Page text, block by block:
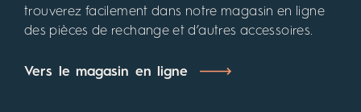
trouverez facilement dans notre magasin en ligne
des pièces de rechange et d’autres accessoires.
Vers le magasin en ligne